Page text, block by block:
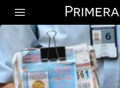
Primera